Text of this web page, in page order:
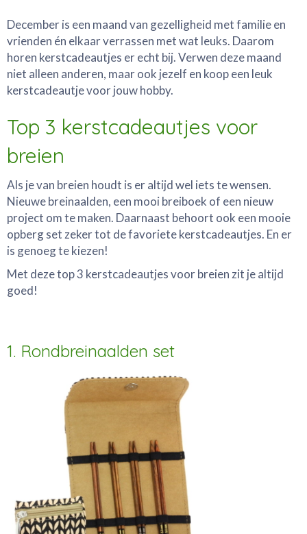
December is een maand van gezelligheid met familie en
vrienden én elkaar verrassen met wat leuks. Daarom
horen kerstcadeautjes er echt bij. Verwen deze maand
niet alleen anderen, maar ook jezelf en koop een leuk
kerstcadeautje voor jouw hobby.
Top 3 kerstcadeautjes voor
breien
Als je van breien houdt is er altijd wel iets te wensen.
Nieuwe breinaalden, een mooi breiboek of een nieuw
project om te maken. Daarnaast behoort ook een mooie
opberg set zeker tot de favoriete kerstcadeautjes. En er
is genoeg te kiezen!
Met deze top 3 kerstcadeautjes voor breien zit je altijd
goed!
1. Rondbreinaalden set